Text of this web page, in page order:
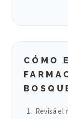
CÓMO
Revisá el